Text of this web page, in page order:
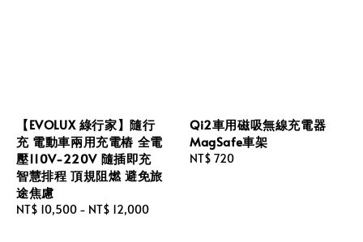
【EVOLUX 綠行家】隨行
充 電動車兩用充電樁 全電
壓110V-220V 隨插即充
智慧排程 頂規阻燃 避免旅
途焦慮
Regular
NT$ 10,500 - NT$ 12,000
Qi2車用磁吸無線充電器
MagSafe車架
Regular
NT$ 720